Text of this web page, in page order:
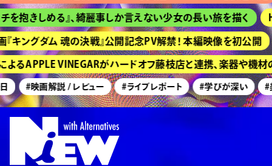
抱きしめる』、綺麗事しか言えない少女の長い旅を描く
ングダム 魂の決戦』公開記念PV解禁！ 本編映像を初公開
るAPPLE VINEGARがハードオフ藤枝店と連携、楽器や機材
#映画解説 / レビュー #ライブレポート #学びが深い #